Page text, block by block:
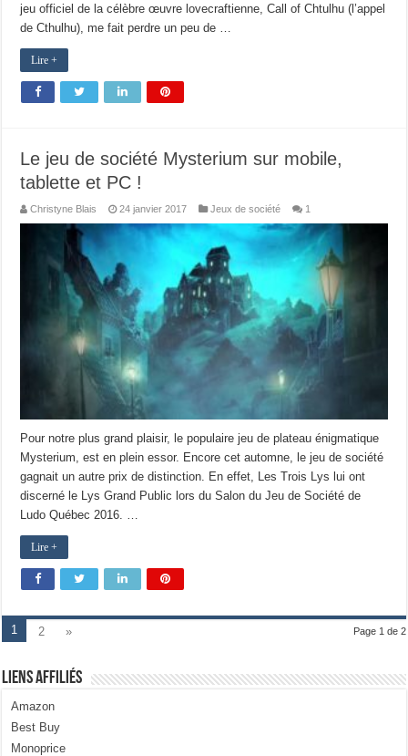
jeu officiel de la célèbre œuvre lovecraftienne, Call of Chtulhu (l’appel
de Cthulhu), me fait perdre un peu de …
Lire +
Le jeu de société Mysterium sur mobile,
tablette et PC !
Christyne Blais 24 janvier 2017 Jeux de société 1
Pour notre plus grand plaisir, le populaire jeu de plateau énigmatique
Mysterium, est en plein essor. Encore cet automne, le jeu de société
gagnait un autre prix de distinction. En effet, Les Trois Lys lui ont
discerné le Lys Grand Public lors du Salon du Jeu de Société de
Ludo Québec 2016. …
Lire +
Page 1 de 2
1 2 »
Liens Affiliés
Amazon
Best Buy
Monoprice